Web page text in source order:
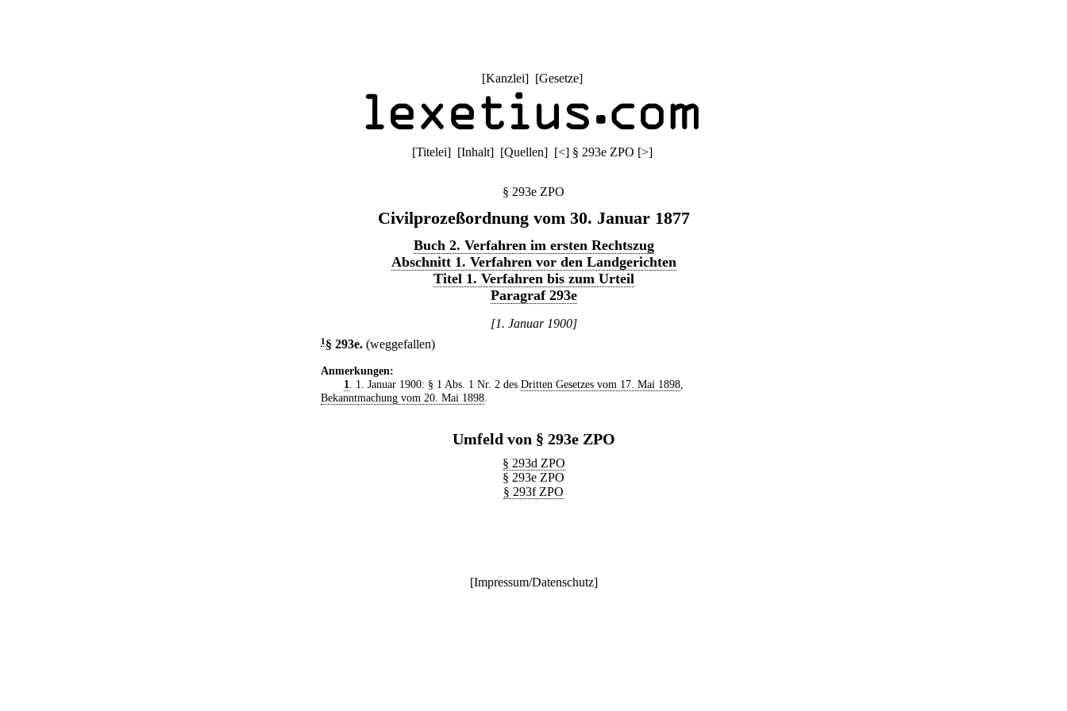
[Kanzlei] [Gesetze]
[Titelei] [Inhalt] [Quellen] [<] § 293e ZPO [>]
§ 293e ZPO
Civilprozeßordnung vom 30. Januar 1877
Buch 2. Verfahren im ersten Rechtszug
Abschnitt 1. Verfahren vor den Landgerichten
Titel 1. Verfahren bis zum Urteil
Paragraf 293e
[1. Januar 1900]
1 § 293e. (weggefallen)
Anmerkungen:
1
. 1. Januar 1900: § 1 Abs. 1 Nr. 2 des Dritten Gesetzes vom 17. Mai 1898,
Bekanntmachung vom 20. Mai 1898
Umfeld von § 293e ZPO
§ 293d ZPO
§ 293e ZPO
§ 293f ZPO
[Impressum/Datenschutz]